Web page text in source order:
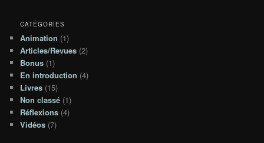
CATÉGORIES
Animation (1)
Articles/Revues (2)
Bonus (1)
En introduction (4)
Livres (15)
Non classé (1)
Réflexions (4)
Vidéos (7)